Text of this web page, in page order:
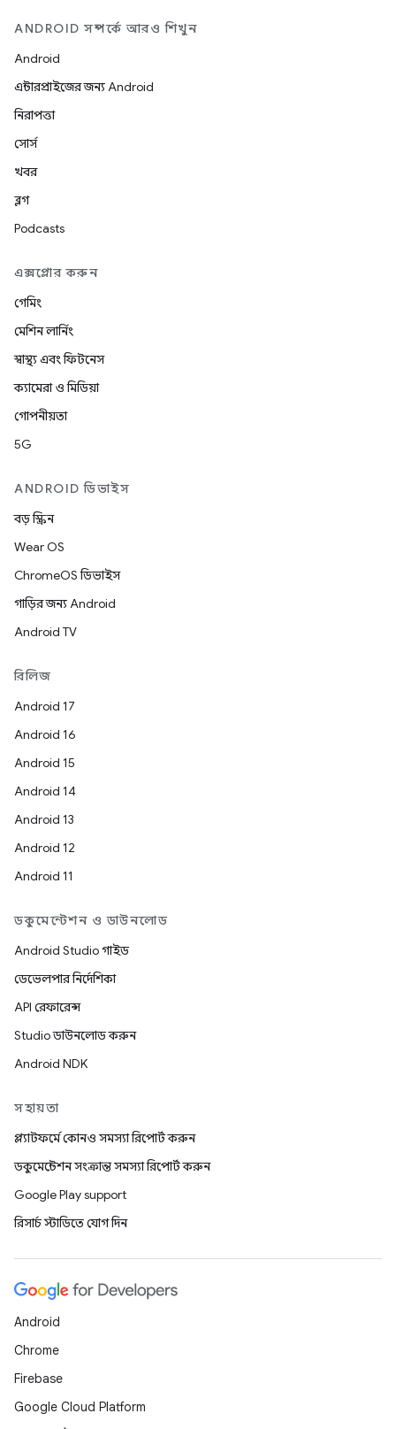
ANDROID সম্পর্কে আরও শিখুন
Android
এন্টারপ্রাইজের জন্য Android
নিরাপত্তা
সোর্স
খবর
ব্লগ
Podcasts
এক্সপ্লোর করুন
গেমিং
মেশিন লার্নিং
স্বাস্থ্য এবং ফিটনেস
ক্যামেরা ও মিডিয়া
গোপনীয়তা
5G
ANDROID ডিভাইস
বড় স্ক্রিন
Wear OS
ChromeOS ডিভাইস
গাড়ির জন্য Android
Android TV
রিলিজ
Android 17
Android 16
Android 15
Android 14
Android 13
Android 12
Android 11
ডকুমেন্টেশন ও ডাউনলোড
Android Studio গাইড
ডেভেলপার নির্দেশিকা
API রেফারেন্স
Studio ডাউনলোড করুন
Android NDK
সহায়তা
প্ল্যাটফর্মে কোনও সমস্যা রিপোর্ট করুন
ডকুমেন্টেশন সংক্রান্ত সমস্যা রিপোর্ট করুন
Google Play support
রিসার্চ স্টাডিতে যোগ দিন
Android
Chrome
Firebase
Google Cloud Platform